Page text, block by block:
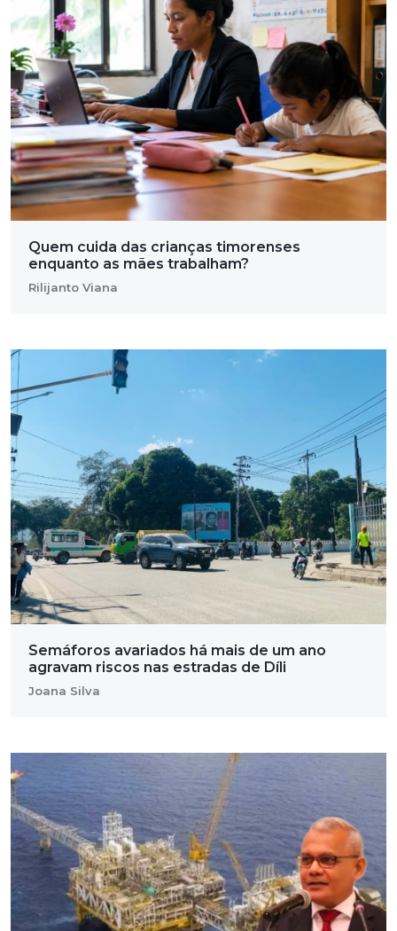
Quem cuida das crianças timorenses
enquanto as mães trabalham?
Rilijanto Viana
Semáforos avariados há mais de um ano
agravam riscos nas estradas de Díli
Joana Silva